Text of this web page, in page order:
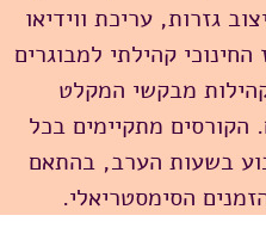
גזרות, עריכת ווידיאו
החינוכי קהילתי למבוגרים
מבקשי המקלט
הקורסים מתקיימים בכל
בשעות הערב, בהתאם
הסימסטריאלי.